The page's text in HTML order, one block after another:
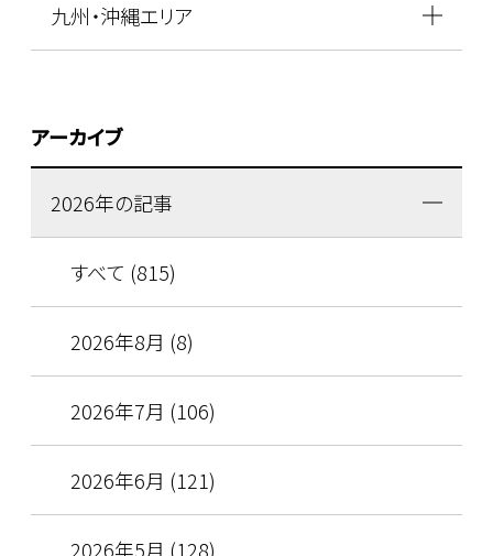
九州・沖縄エリア
アーカイブ
2026年の記事
すべて (815)
2026年8月 (8)
2026年7月 (106)
2026年6月 (121)
2026年5月 (128)